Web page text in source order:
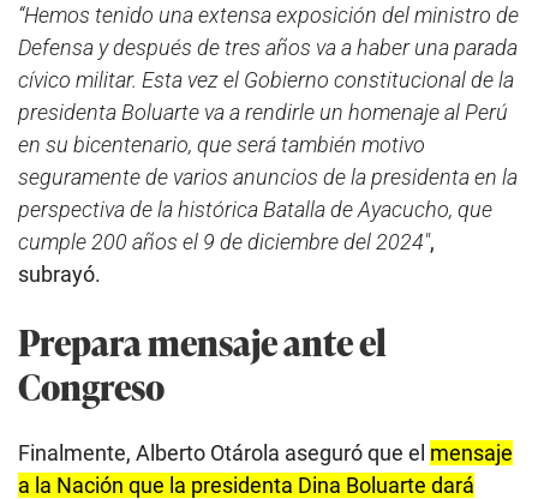
“Hemos tenido una extensa exposición del ministro de
Defensa y después de tres años va a haber una parada
cívico militar. Esta vez el Gobierno constitucional de la
presidenta Boluarte va a rendirle un homenaje al Perú
en su bicentenario, que será también motivo
seguramente de varios anuncios de la presidenta en la
perspectiva de la histórica Batalla de Ayacucho, que
cumple 200 años el 9 de diciembre del 2024″,
subrayó.
Prepara mensaje ante el
Congreso
Finalmente, Alberto Otárola aseguró que el mensaje
a la Nación que la presidenta Dina Boluarte dará